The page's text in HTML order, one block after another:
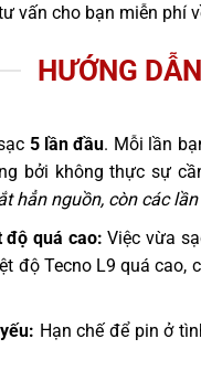
vấn cho bạn miễn phí
HƯỚNG
5 lần đầu. Mỗi lần
bởi không thực sự
hẳn nguồn, còn các
độ quá cao: Việc vừa
độ Tecno L9 quá
Hạn chế để pin ở